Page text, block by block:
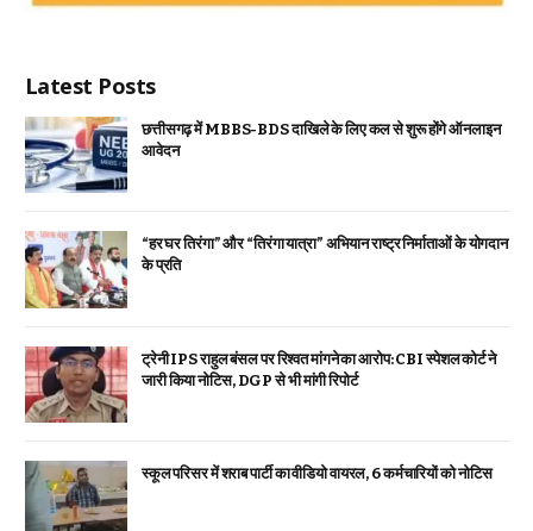
Latest Posts
छत्तीसगढ़ में MBBS-BDS दाखिले के लिए कल से शुरू होंगे ऑनलाइन
आवेदन
“हर घर तिरंगा” और “तिरंगा यात्रा” अभियान राष्ट्र निर्माताओं के योगदान
के प्रति
ट्रेनी IPS राहुल बंसल पर रिश्वत मांगने का आरोप: CBI स्पेशल कोर्ट ने
जारी किया नोटिस, DGP से भी मांगी रिपोर्ट
स्कूल परिसर में शराब पार्टी का वीडियो वायरल, 6 कर्मचारियों को नोटिस